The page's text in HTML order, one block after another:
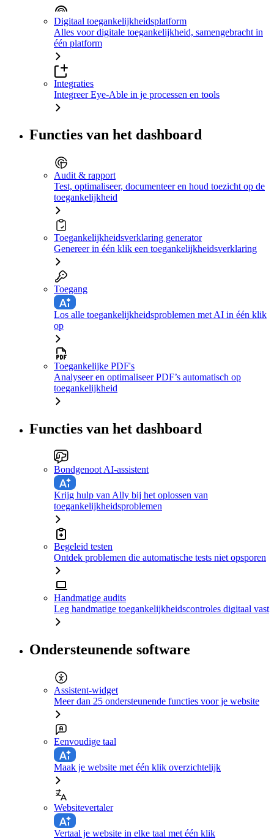
Digitaal toegankelijkheidsplatform
Alles voor digitale toegankelijkheid, samengebracht in
één platform
Integraties
Integreer Eye-Able in je processen en tools
Functies van het dashboard
Audit & rapport
Test, optimaliseer, documenteer en houd toezicht op de
toegankelijkheid
Toegankelijkheidsverklaring generator
Genereer in één klik een toegankelijkheidsverklaring
Toegang
Los alle toegankelijkheidsproblemen met AI in één klik
op
Toegankelijke PDF's
Analyseer en optimaliseer PDF’s automatisch op
toegankelijkheid
Functies van het dashboard
Bondgenoot AI-assistent
Krijg hulp van Ally bij het oplossen van
toegankelijkheidsproblemen
Begeleid testen
Ontdek problemen die automatische tests niet opsporen
Handmatige audits
Leg handmatige toegankelijkheidscontroles digitaal vast
Ondersteunende software
Assistent-widget
Meer dan 25 ondersteunende functies voor je website
Eenvoudige taal
Maak je website met één klik overzichtelijk
Websitevertaler
Vertaal je website in elke taal met één klik